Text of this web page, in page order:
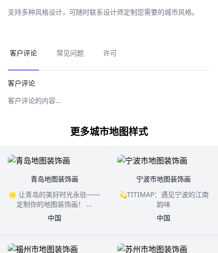
支持多种风格设计，可随时联系设计师定制您需要的城市风格。
客户评论 常见问题 许可
客户评论
客户评论的内容...
更多城市地图样式
青岛地图装饰画
🌟 让青岛的美好时光永驻——
定制你的地图装饰画！ ...
中国
宁波市地图装饰画
💫TITIMAP：遇见宁波的江南
韵味
中国